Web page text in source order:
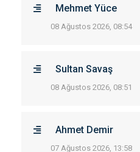
Mehmet Yüce
08 Ağustos 2026, 08:54
Sultan Savaş
08 Ağustos 2026, 08:51
Ahmet Demir
07 Ağustos 2026, 13:58